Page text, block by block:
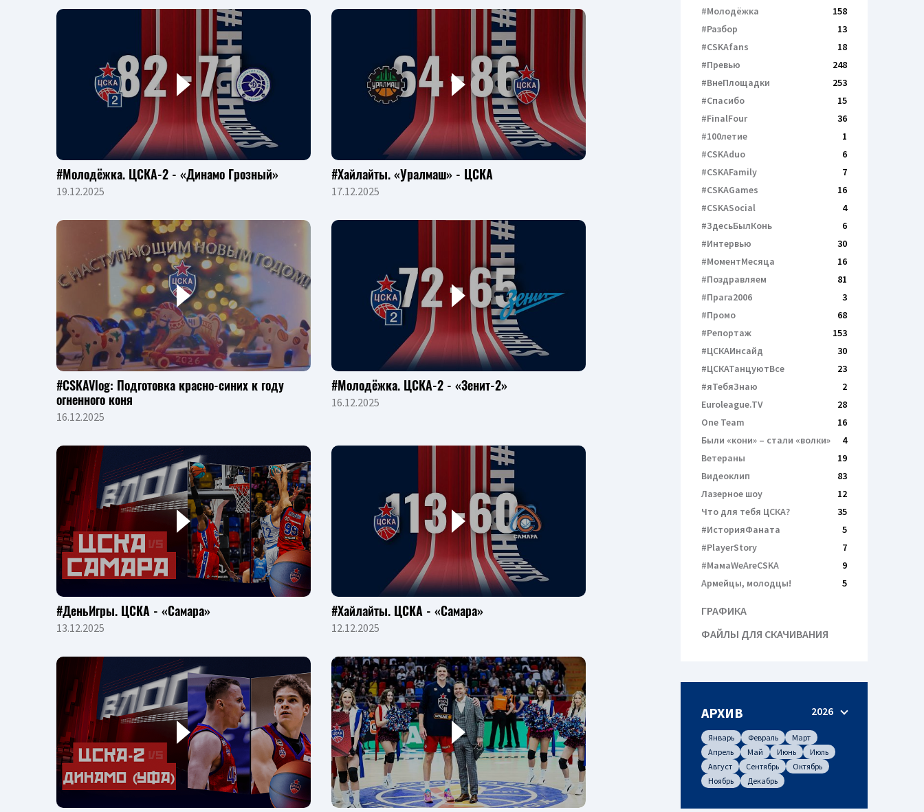
#Молодёжка. ЦСКА-2 - «Динамо Грозный»
19.12.2025
#Хайлайты. «Уралмаш» - ЦСКА
17.12.2025
#CSKAVlog: Подготовка красно-синих к году
огненного коня
16.12.2025
#Молодёжка. ЦСКА-2 - «Зенит-2»
16.12.2025
#ДеньИгры. ЦСКА - «Самара»
13.12.2025
#Хайлайты. ЦСКА - «Самара»
12.12.2025
#Молодёжка
158
#Разбор
13
#CSKAfans
18
#Превью
248
#ВнеПлощадки
253
#Спасибо
15
#FinalFour
36
#100летие
1
#CSKAduo
6
#CSKAFamily
7
#CSKAGames
16
#CSKASocial
4
#ЗдесьБылКонь
6
#Интервью
30
#МоментМесяца
16
#Поздравляем
81
#Прага2006
3
#Промо
68
#Репортаж
153
#ЦСКАИнсайд
30
#ЦСКАТанцуютВсе
23
#яТебяЗнаю
2
Euroleague.TV
28
One Team
16
Были «кони» – cтали «волки»
4
Ветераны
19
Видеоклип
83
Лазерное шоу
12
Что для тебя ЦСКА?
35
#ИсторияФаната
5
#PlayerStory
7
#МамаWeAreCSKA
9
Армейцы, молодцы!
5
ГРАФИКА
ФАЙЛЫ ДЛЯ СКАЧИВАНИЯ
АРХИВ 2026
Январь Февраль
Март
Апрель
Май Июнь
Июль
Август
Сентябрь
Октябрь
Ноябрь
Декабрь